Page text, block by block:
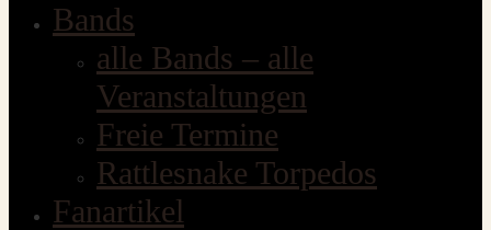
Bands
alle Bands – alle
Veranstaltungen
Freie Termine
Rattlesnake Torpedos
Fanartikel